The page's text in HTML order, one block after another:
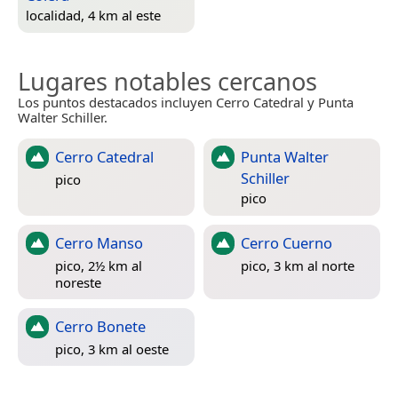
localidad, 4 km al este
Lugares notables cercanos
Los puntos destacados incluyen Cerro Catedral y Punta
Walter Schiller.
Cerro Catedral
pico
Punta Walter
Schiller
pico
Cerro Manso
pico, 2½ km al
noreste
Cerro Cuerno
pico, 3 km al norte
Cerro Bonete
pico, 3 km al oeste